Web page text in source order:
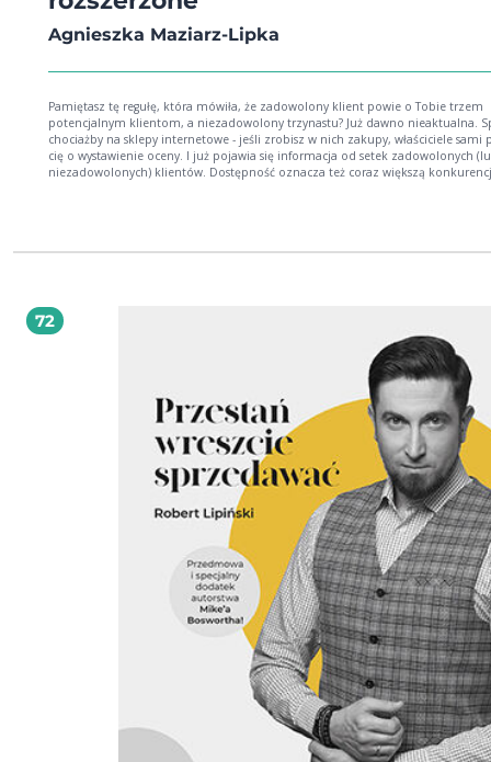
Agnieszka Maziarz-Lipka
Pamiętasz tę regułę, która mówiła, że zadowolony klient powie o Tobie trzem
potencjalnym klientom, a niezadowolony trzynastu? Już dawno nieaktualna.
chociażby na sklepy internetowe - jeśli zrobisz w nich zakupy, właściciele sami
cię o wystawienie oceny. I już pojawia się informacja od setek zadowolonych
niezadowolonych) klientów. Dostępność oznacza też coraz większą
większości handlowców. Niecierpliwi, natrętni i bez wiedzy merytorycznej - tak
nastawionego klienta. Dobra, ponieważ ten dodatkowy wysiłek procentuje -
dla niego wyjątkowym handlowcem, wyróżniającym się spośród tłumu tych
niekompetentnych. Drugie wydanie bestsellerowej książki Agnieszki Maziarz-Lipki
dojrzało wraz z rynkiem. Podstawowe składowe przepisów na dobrą sprzedaż
pozostały bez zmian, jednak świat poszedł do przodu. W tym podręczniku
znajdziesz odpowiedź na pytanie, jak spowodować, by klienci więcej i chętniej
Ciebie kupowali. Pamiętaj przy tym, że sama książka nie działa. Przepis na
jest ciastem. Jednak mogę Ci coś obiecać - jeśli tylko konsekwentnie odrobisz
nie tylko przeczytasz, ale będziesz stosował kolejne przepisy, to sfinalizowanie
transakcji będzie tylko formalnością. Agnieszka Maziarz-Lipka jest właścicielką firmy
szkoleniowej OPTA. Z wykształcenia psycholog, ma wieloletnie doświadczenie
trenera, który pomaga na szkoleniach odkryć własne mocne strony oraz
umiejętności komunikacyjne, sprzedażowe, negocjacyjne i menedżerskie. Jest
wykładowcą w Wyższej Szkole Bankowej we Wrocławiu. Rozwijała umiejętności
pracowników takich instytucji, jak: PZU, NBP, BZWBK, GETIN Bank, Bibby
Skoda Auto Polska, Amica Wronki.
72